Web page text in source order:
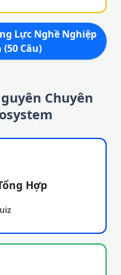
Lực Nghề Nghiệp
(50 Câu)
Chuyên
Hợp